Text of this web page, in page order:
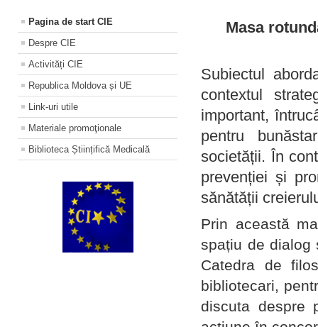
Pagina de start CIE
Despre CIE
Activități CIE
Republica Moldova și UE
Link-uri utile
Materiale promoţionale
Biblioteca Științifică Medicală
Masa
Subiectul
contextul
important,
pentru
societății. În
prevenției și
sănătății
Prin această
spațiu de dialog
Catedra de
bibliotecari,
discuta despre